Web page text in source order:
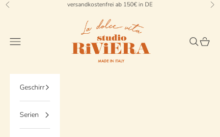
Zum Inhalt springen
Zurück versandkostenfrei ab 150€ in DE Vor
StudioRiviera
Menü Suchen
Geschirr
Serien